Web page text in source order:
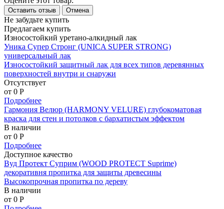
Не забудьте купить
Предлагаем купить
Износостойкий уретано-алкидный лак
Уника Супер Стронг (UNICA SUPER STRONG)
универсальный лак
Износостойкий защитный лак для всех типов деревянных
поверхностей внутри и снаружи
Отсутствует
от 0 P
Подробнее
Гармония Велюр (HARMONY VELURE) глубокоматовая
краска для стен и потолков с бархатистым эффектом
В наличии
от 0 P
Подробнее
Доступное качество
Вуд Протект Суприм (WOOD PROTECT Suprime)
декоративня пропитка для защиты древесины
Высокопрочная пропитка по дереву
В наличии
от 0 P